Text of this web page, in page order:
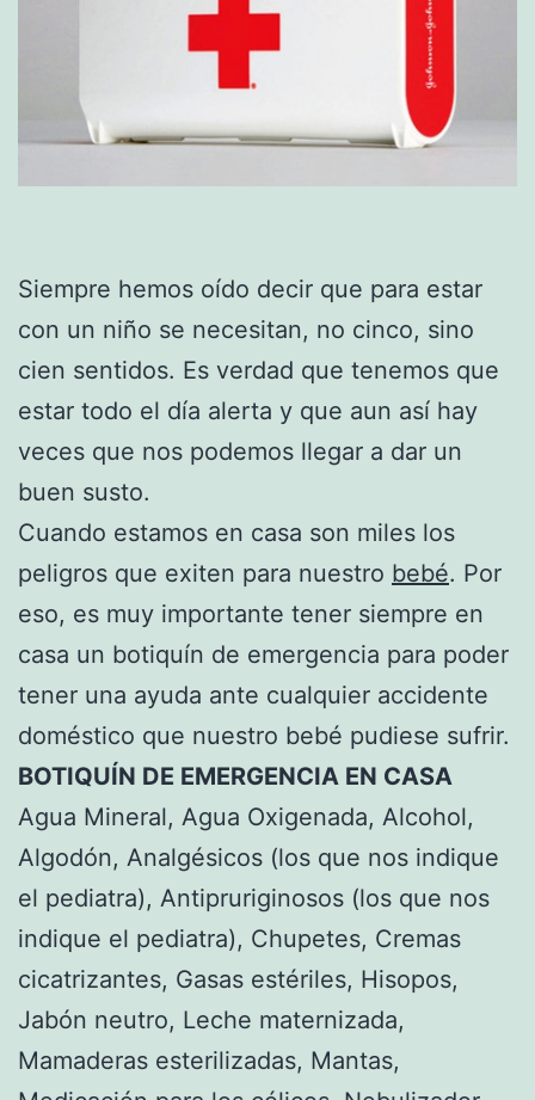
Siempre hemos oído decir que para estar
con un niño se necesitan, no cinco, sino
cien sentidos. Es verdad que tenemos que
estar todo el día alerta y que aun así hay
veces que nos podemos llegar a dar un
buen susto.
Cuando estamos en casa son miles los
peligros que exiten para nuestro bebé. Por
eso, es muy importante tener siempre en
casa un botiquín de emergencia para poder
tener una ayuda ante cualquier accidente
doméstico que nuestro bebé pudiese sufrir.
BOTIQUÍN DE EMERGENCIA EN CASA
Agua Mineral, Agua Oxigenada, Alcohol,
Algodón, Analgésicos (los que nos indique
el pediatra), Antipruriginosos (los que nos
indique el pediatra), Chupetes, Cremas
cicatrizantes, Gasas estériles, Hisopos,
Jabón neutro, Leche maternizada,
Mamaderas esterilizadas, Mantas,